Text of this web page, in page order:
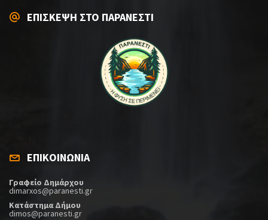
ΕΠΙΣΚΕΨΗ ΣΤΟ ΠΑΡΑΝΕΣΤΙ
ΕΠΙΚΟΙΝΩΝΙΑ
Γραφείο Δημάρχου
dimarxos@paranesti.gr
Κατάστημα Δήμου
dimos@paranesti.gr